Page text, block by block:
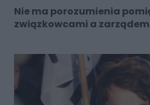
Nie ma porozumienia
związkowcami a zarządem